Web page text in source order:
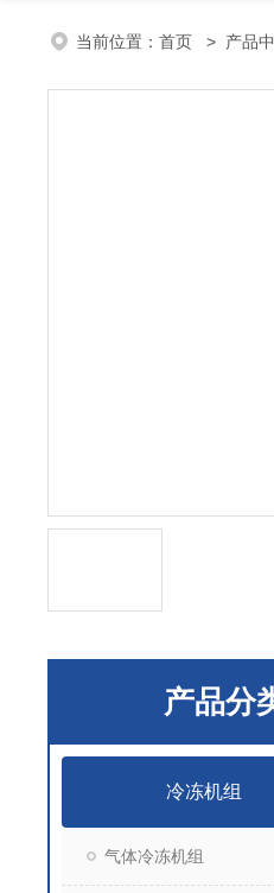
当前位置： 首页 > 产品
产品分
冷冻机组
气体冷冻机组